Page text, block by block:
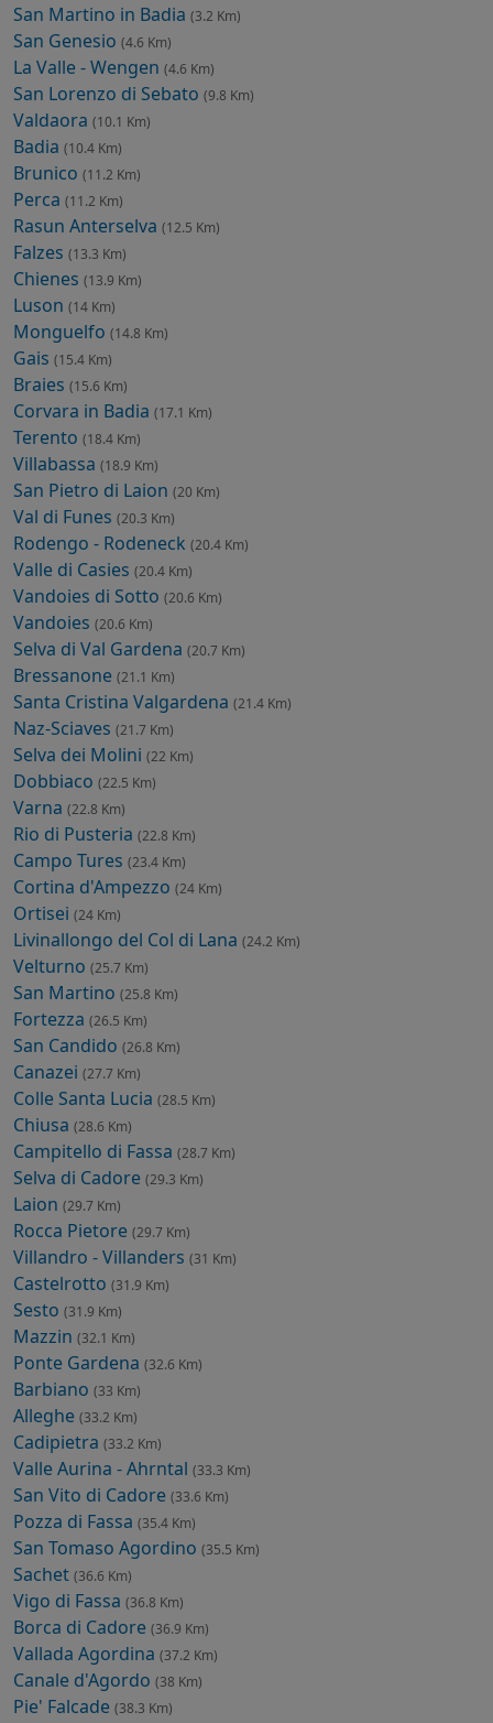
San Martino in Badia (3.2 Km)
San Genesio (4.6 Km)
La Valle - Wengen (4.6 Km)
San Lorenzo di Sebato (9.8 Km)
Valdaora (10.1 Km)
Badia (10.4 Km)
Brunico (11.2 Km)
Perca (11.2 Km)
Rasun Anterselva (12.5 Km)
Falzes (13.3 Km)
Chienes (13.9 Km)
Luson (14 Km)
Monguelfo (14.8 Km)
Gais (15.4 Km)
Braies (15.6 Km)
Corvara in Badia (17.1 Km)
Terento (18.4 Km)
Villabassa (18.9 Km)
San Pietro di Laion (20 Km)
Val di Funes (20.3 Km)
Rodengo - Rodeneck (20.4 Km)
Valle di Casies (20.4 Km)
Vandoies di Sotto (20.6 Km)
Vandoies (20.6 Km)
Selva di Val Gardena (20.7 Km)
Bressanone (21.1 Km)
Santa Cristina Valgardena (21.4 Km)
Naz-Sciaves (21.7 Km)
Selva dei Molini (22 Km)
Dobbiaco (22.5 Km)
Varna (22.8 Km)
Rio di Pusteria (22.8 Km)
Campo Tures (23.4 Km)
Cortina d'Ampezzo (24 Km)
Ortisei (24 Km)
Livinallongo del Col di Lana (24.2 Km)
Velturno (25.7 Km)
San Martino (25.8 Km)
Fortezza (26.5 Km)
San Candido (26.8 Km)
Canazei (27.7 Km)
Colle Santa Lucia (28.5 Km)
Chiusa (28.6 Km)
Campitello di Fassa (28.7 Km)
Selva di Cadore (29.3 Km)
Laion (29.7 Km)
Rocca Pietore (29.7 Km)
Villandro - Villanders (31 Km)
Castelrotto (31.9 Km)
Sesto (31.9 Km)
Mazzin (32.1 Km)
Ponte Gardena (32.6 Km)
Barbiano (33 Km)
Alleghe (33.2 Km)
Cadipietra (33.2 Km)
Valle Aurina - Ahrntal (33.3 Km)
San Vito di Cadore (33.6 Km)
Pozza di Fassa (35.4 Km)
San Tomaso Agordino (35.5 Km)
Sachet (36.6 Km)
Vigo di Fassa (36.8 Km)
Borca di Cadore (36.9 Km)
Vallada Agordina (37.2 Km)
Canale d'Agordo (38 Km)
Pie' Falcade (38.3 Km)